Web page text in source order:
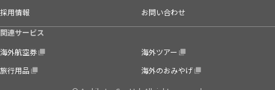
採用情報
お問い合わせ
関連サービス
海外航空券
海外ツアー
旅行用品
海外のおみやげ